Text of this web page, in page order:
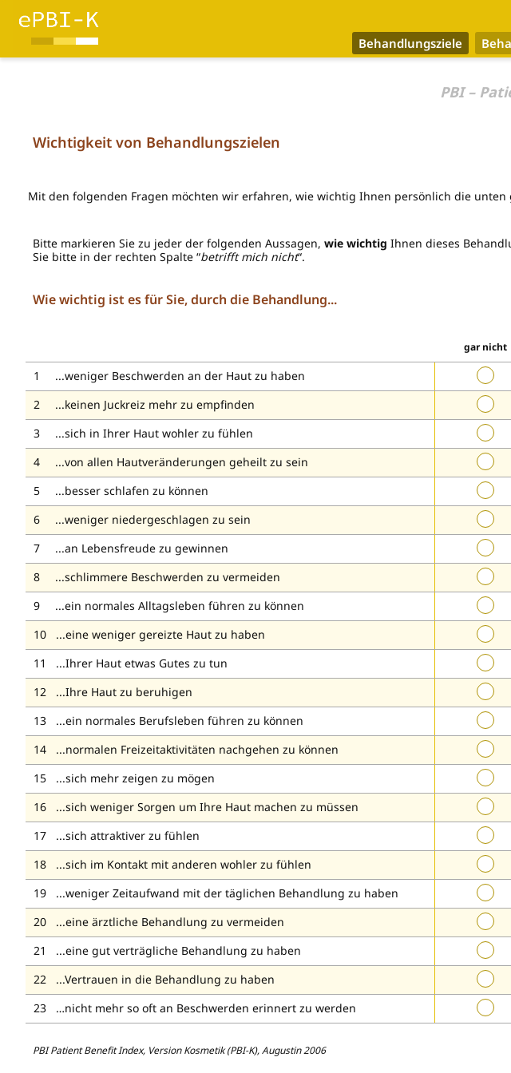
Behandlungsziele
PBI –
Wichtigkeit von Behandlungszielen
Mit den folgenden Fragen möchten wir erfahren, wie wichtig Ihnen persönlich die unten
Bitte markieren Sie zu jeder der folgenden Aussagen, wie wichtig Ihnen dieses
Sie bitte in der rechten Spalte “betrifft mich nicht“.
Wie wichtig ist es für Sie, durch die Behandlung...
gar nicht
...weniger Beschwerden an der Haut zu haben
...keinen Juckreiz mehr zu empfinden
...sich in Ihrer Haut wohler zu fühlen
...von allen Hautveränderungen geheilt zu sein
...besser schlafen zu können
...weniger niedergeschlagen zu sein
...an Lebensfreude zu gewinnen
...schlimmere Beschwerden zu vermeiden
...ein normales Alltagsleben führen zu können
...eine weniger gereizte Haut zu haben
...Ihrer Haut etwas Gutes zu tun
...Ihre Haut zu beruhigen
...ein normales Berufsleben führen zu können
...normalen Freizeitaktivitäten nachgehen zu können
...sich mehr zeigen zu mögen
...sich weniger Sorgen um Ihre Haut machen zu müssen
...sich attraktiver zu fühlen
...sich im Kontakt mit anderen wohler zu fühlen
...weniger Zeitaufwand mit der täglichen Behandlung zu haben
...eine ärztliche Behandlung zu vermeiden
...eine gut verträgliche Behandlung zu haben
...Vertrauen in die Behandlung zu haben
…nicht mehr so oft an Beschwerden erinnert zu werden
PBI Patient Benefit Index, Version Kosmetik (PBI-K), Augustin 2006